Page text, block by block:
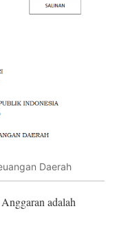
Daerah
adalah